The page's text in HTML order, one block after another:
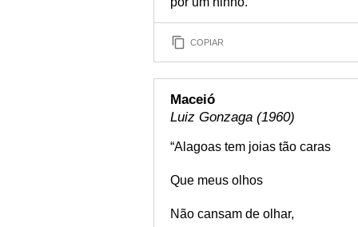
COPIAR
Maceió
Luiz Gonzaga (1960)
“Alagoas tem joias tão caras
Que meus olhos
Não cansam de olhar,